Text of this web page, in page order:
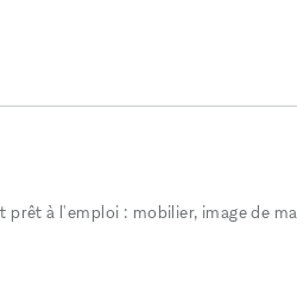
prêt à l'emploi : mobilier, image de